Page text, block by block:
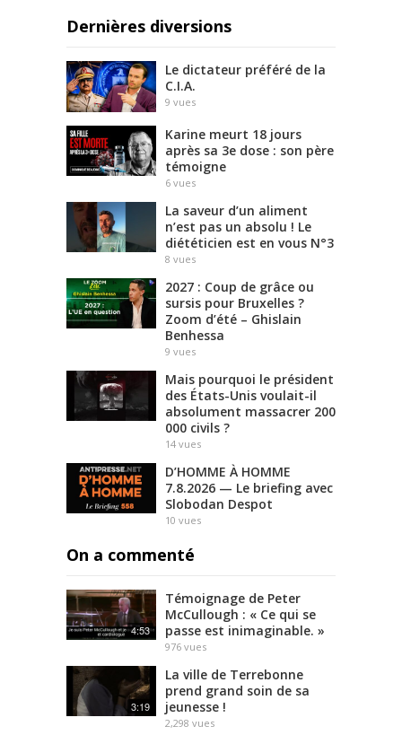
Dernières diversions
Le dictateur préféré de la
C.I.A.
9 vues
Karine meurt 18 jours
après sa 3e dose : son père
témoigne
6 vues
La saveur d’un aliment
n’est pas un absolu ! Le
diététicien est en vous N°3
8 vues
2027 : Coup de grâce ou
sursis pour Bruxelles ?
Zoom d’été – Ghislain
Benhessa
9 vues
Mais pourquoi le président
des États-Unis voulait-il
absolument massacrer 200
000 civils ?
14 vues
D’HOMME À HOMME
7.8.2026 — Le briefing avec
Slobodan Despot
10 vues
On a commenté
4:53
Témoignage de Peter
McCullough : « Ce qui se
passe est inimaginable. »
976 vues
3:19
La ville de Terrebonne
prend grand soin de sa
jeunesse !
2,298 vues